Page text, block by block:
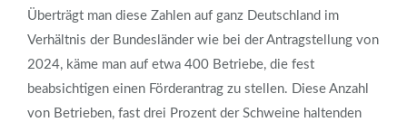
Überträgt man diese Zahlen auf ganz Deutschland im
Verhältnis der Bundesländer wie bei der Antragstellung von
2024, käme man auf etwa 400 Betriebe, die fest
beabsichtigen einen Förderantrag zu stellen. Diese Anzahl
von Betrieben, fast drei Prozent der Schweine haltenden